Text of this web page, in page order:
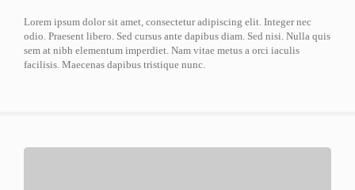
Lorem ipsum dolor sit amet, consectetur adipiscing elit. Integer nec
odio. Praesent libero. Sed cursus ante dapibus diam. Sed nisi. Nulla quis
sem at nibh elementum imperdiet. Nam vitae metus a orci iaculis
facilisis. Maecenas dapibus tristique nunc.